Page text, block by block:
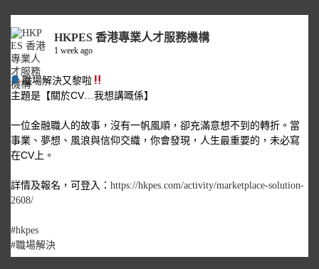
HKPES 香港專業人才服務機構
1 week ago
職場解決又黎啦
主題是【關於CV…我想講嘅係】
一位金融職人的故事，沒有一帆風順，卻充滿意想不到的轉折。當
事業、夢想、風浪與信仰交織，你會發現，人生最重要的，未必寫
在CV上。
詳情及報名，可登入： https://hkpes.com/activity/marketplace-solution-
2608/
#hkpes
#職場解決